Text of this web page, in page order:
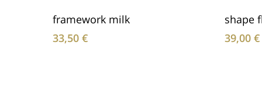
In Den Warenkorb
framework milk
33,50 €
shape
39,00€